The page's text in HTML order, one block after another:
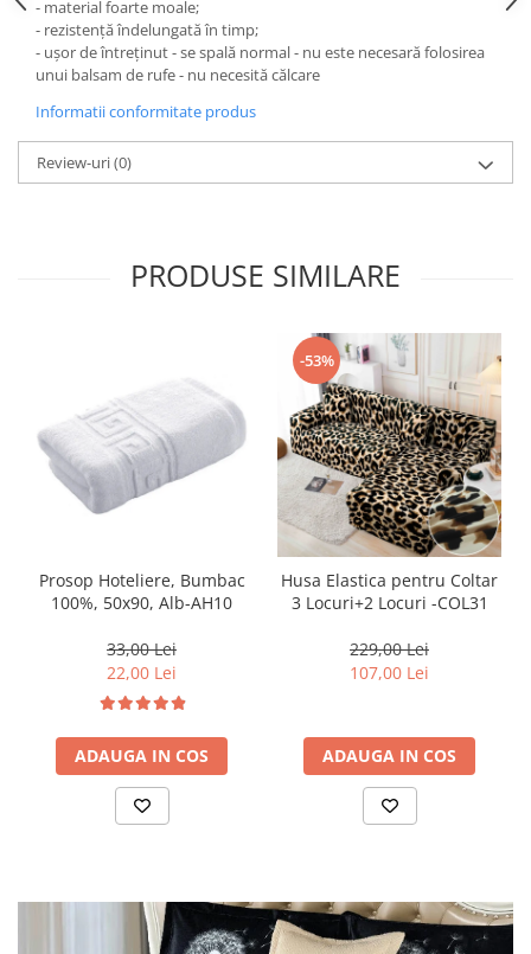
- material foarte moale;
- rezistență îndelungată în timp;
- ușor de întreținut - se spală normal - nu este necesară folosirea
unui balsam de rufe - nu necesită călcare
Informatii conformitate produs
Review-uri(0)
PRODUSE SIMILARE
Prosop Hoteliere, Bumbac
100%, 50x90, Alb-AH10
33,00 Lei
22,00 Lei
ADAUGA IN COS
-53%
Husa Elastica pentru Coltar
3 Locuri+2 Locuri -COL31
229,00 Lei
107,00 Lei
ADAUGA IN COS